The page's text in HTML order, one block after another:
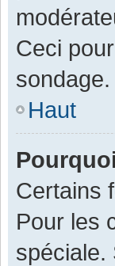
Ceci
sondage.
Haut
Certains
Pour les
spéciale.